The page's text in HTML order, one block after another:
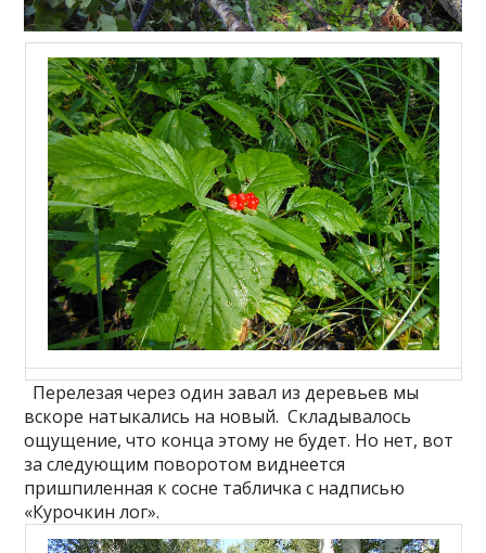
Перелезая через один завал из деревьев мы
вскоре натыкались на новый. Складывалось
ощущение, что конца этому не будет. Но нет, вот
за следующим поворотом виднеется
пришпиленная к сосне табличка с надписью
«Курочкин лог».